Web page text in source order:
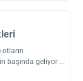
otların
başında geliyor